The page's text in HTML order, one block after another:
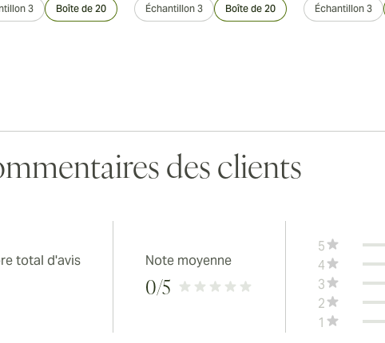
3 Boîte de 20 Échantillon 3 Boîte de 20 Échantillon 3
des clients
total d'avis Note moyenne
0/5
5
4
3
2
1